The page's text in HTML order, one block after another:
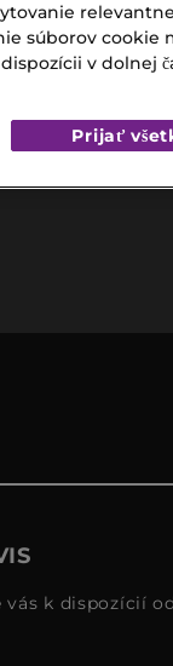
vás k dispozícií
súborov cookie
v dolnej
Prijať